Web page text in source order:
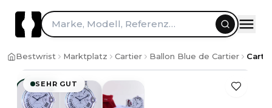
Zum Inhalt springen
Marke, Modell, Referenz…
Bestwrist Marktplatz Cartier Ballon Blue de Cartier
SEHR GUT
1/3